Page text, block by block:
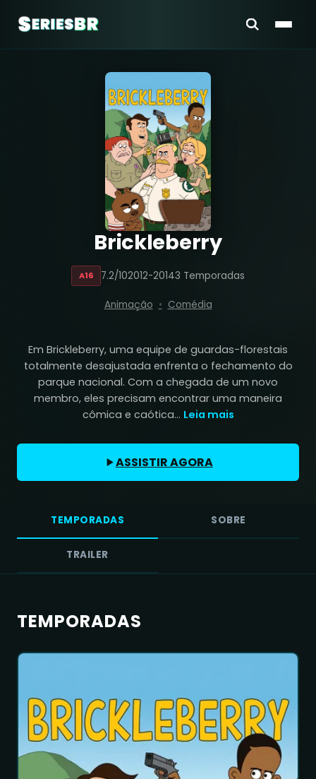
Brickleberry
A16 7.2/102012-20143 Temporadas
Animação Comédia
Em Brickleberry, uma equipe de guardas-florestais
totalmente desajustada enfrenta o fechamento do
parque nacional. Com a chegada de um novo
membro, eles precisam encontrar uma maneira
cômica e caótica... Leia mais
ASSISTIR AGORA
TEMPORADAS SOBRE
TRAILER
TEMPORADAS